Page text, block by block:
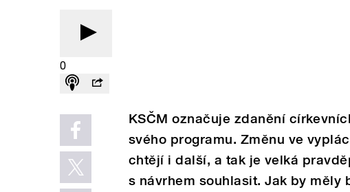
0
KSČM označuje zdanění
svého programu. Změnu ve
chtějí i další, a tak je velká
s návrhem souhlasit. Jak by